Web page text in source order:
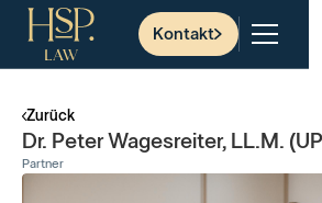
Kontakt
Zurück
Dr. Peter Wagesreiter, LL.M.
Partner